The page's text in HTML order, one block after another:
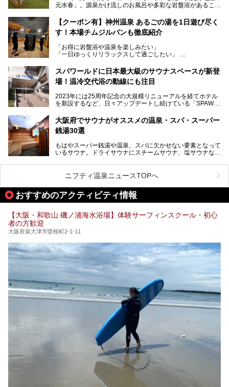
今回はオープン前の内覧会に参加し、館内のこだわりポイン
サウナー注目の3種のサウナや160cmの深水風呂、没入感の
高い岩盤浴エリア、日本最大の台数を誇る最新AIフィットネ
スマシンなど、見どころ満載の館内を詳しくご紹介します。
元水春」。源泉かけ流しのお風呂や多彩な岩盤浴があること
に“一日中くつろげる場所”としてパワーアップしています。
今回のリニューアルでは、新たに登場した瞑想サウナをはじ
見どころが盛りだくさん。日常の疲れを癒やしたい方はもち
ろん、休日にゆったり過ごしたい方にもぴったりの内容とな
本記事では、そんなリニューアル後の注目ポイントを詳しく
紹介します。これから「鶴見緑地湯元水春」に訪れる方や、
い。
【クーポン有】神州温泉 あるごの湯を1日遊び尽く
す！本場チムジルバンも徹底紹介
「お得に岩盤浴や温泉を楽しみたい」
「一日ゆっくりリラックスして過ごしたい」
利用できる「神州温泉 あるごの湯」です。
あるごの湯は、大阪府豊中市にある日帰り温浴施設で、阪急
チムジルバン（岩盤浴）を中心に、発汗・リラックス・漫画
タイムまで満喫できる長時間滞在型の施設なので、一日中ゆ
る迫力ある熱波パフォーマンスも毎日行われており、“とと
のう”体験をしっかり楽しめるのもポイントです。
ケやボウリングといった遊び場もあり、友人同士やカップル
で“遊び+癒し”の一日を過ごすのにもぴったり。
処にいたるまで魅力をたっぷり堪能してきたので、その全容
スパワールドに日本最大級のサウナスペースが新登
場！温冷交代浴の動線にも注目
2023年には25周年記念の大規模リニューアルを経てホテル
を新設するなど、日々アップデートし続けている「SPAWO
そんなスパワールドが2025年11月15日（土）に、新たな浴
室や日本最大級140人収容の大規模サウナを携えてリニュー
アルオープン！浴室である4F・6Fそれぞれにリニューアル
大規模リニューアルの全容を確認すべく、リニューアルプレ
オープンイベントに行ってきました！今回はそのリニューア
大阪府でサウナがオススメの温泉・スパ・スーパー
銭湯30選
もはやスーパー銭湯や温泉、スパに欠かせない要素となって
いるサウナ。ドライサウナにスチームサウナ、塩サウナな
ペース、ロウリュウなど、心ゆくまで楽しむためのサービス
が充実した施設も多くみられます。
今回はそんなサウナにこだわった、大阪府内のオススメ温
泉・銭湯・スパを30件紹介したいと思います！
ニフティ温泉ニュースTOPへ
おすすめのアクティビティ情報
【大阪・和歌山 磯ノ浦海水浴場】体験サーフィンスクール・初心
者の方歓迎
大阪府泉大津市曽根町2-1-11